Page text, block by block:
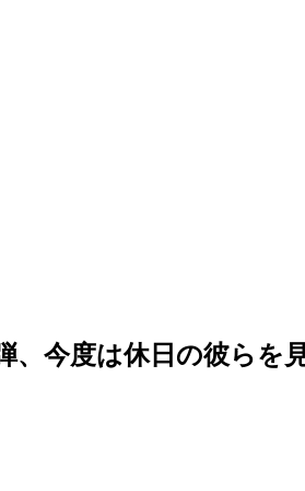
今度は休日の彼らを